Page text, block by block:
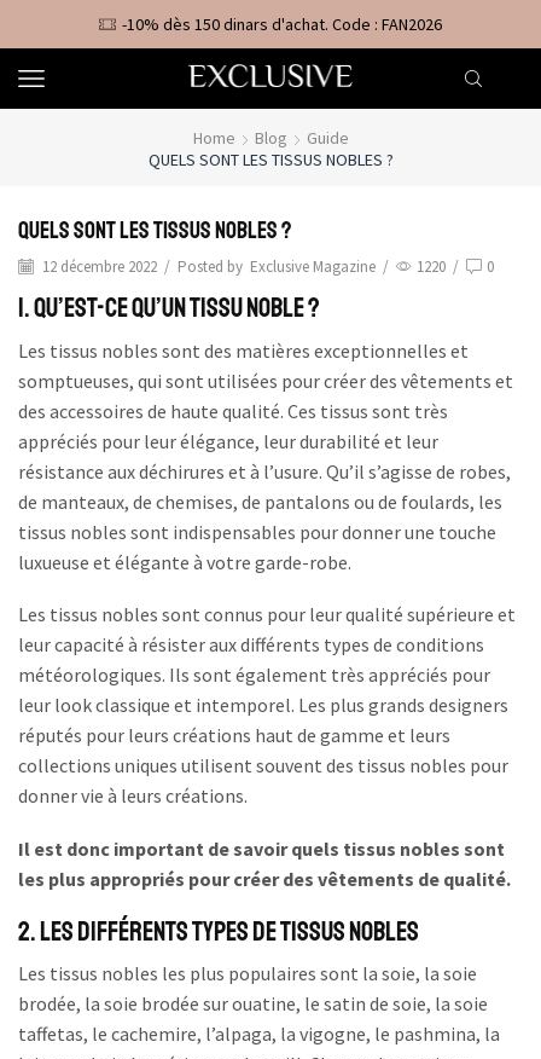
-10% dès 150 dinars d'achat. Code : FAN2026
Home Blog
Guide
QUELS SONT LES TISSUS NOBLES ?
Quels sont les tissus nobles ?
12 décembre 2022 / Posted by Exclusive Magazine / 1220 / 0
1. Qu’est-ce qu’un tissu noble ?
Les tissus nobles sont des matières exceptionnelles et
somptueuses, qui sont utilisées pour créer des vêtements et
des accessoires de haute qualité. Ces tissus sont très
appréciés pour leur élégance, leur durabilité et leur
résistance aux déchirures et à l’usure. Qu’il s’agisse de robes,
de manteaux, de chemises, de pantalons ou de foulards, les
tissus nobles sont indispensables pour donner une touche
luxueuse et élégante à votre garde-robe.
Les tissus nobles sont connus pour leur qualité supérieure et
leur capacité à résister aux différents types de conditions
météorologiques. Ils sont également très appréciés pour
leur look classique et intemporel. Les plus grands designers
réputés pour leurs créations haut de gamme et leurs
collections uniques utilisent souvent des tissus nobles pour
donner vie à leurs créations.
Il est donc important de savoir quels tissus nobles sont
les plus appropriés pour créer des vêtements de qualité.
2. Les différents types de tissus nobles
Les tissus nobles les plus populaires sont la soie, la soie
brodée, la soie brodée sur ouatine, le satin de soie, la soie
taffetas, le cachemire, l’alpaga, la vigogne, le pashmina, la